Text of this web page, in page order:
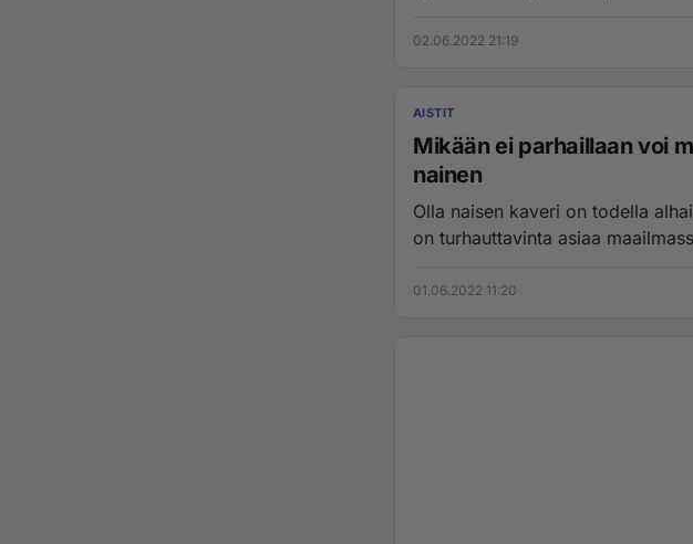
02.06.2022 21:19
AISTIT
Mikään ei parhaillaan voi
nainen
Olla naisen kaveri on todella alhaista käytöstä. Olla
01.06.2022 11:20